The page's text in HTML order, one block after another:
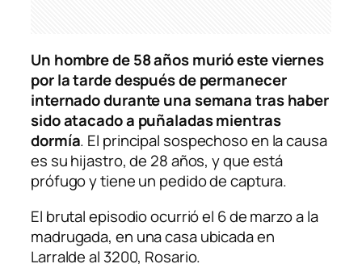
Un hombre de 58 años murió este viernes
por la tarde después de permanecer
internado durante una semana tras haber
sido atacado a puñaladas mientras
dormía. El principal sospechoso en la causa
es su hijastro, de 28 años, y que está
prófugo y tiene un pedido de captura.
El brutal episodio ocurrió el 6 de marzo a la
madrugada, en una casa ubicada en
Larralde al 3200, Rosario.